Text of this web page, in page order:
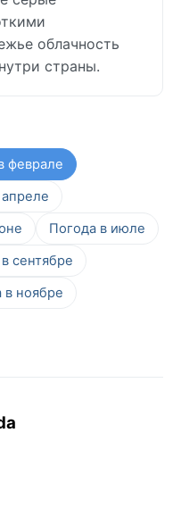
облачность
страны.
феврале
Погода в июле
сентябре
в ноябре